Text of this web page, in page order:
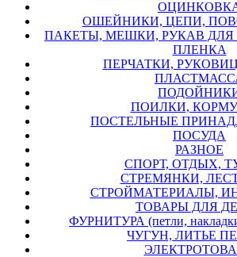
ОЦИНКОВКА
ОШЕЙНИКИ, ЦЕПИ,
ПАКЕТЫ, МЕШКИ, РУКАВ ДЛЯ
ПЛЕНКА
ПЕРЧАТКИ,
ПОДОЙНИКИ
ПОИЛКИ,
ПОСТЕЛЬНЫЕ
ПОСУДА
РАЗНОЕ
СПОРТ, ОТДЫХ,
СТРЕМЯНКИ,
СТРОЙМАТЕРИАЛЫ,
ТОВАРЫ ДЛЯ
ФУРНИТУРА (петли,
ЧУГУН, ЛИТЬЕ